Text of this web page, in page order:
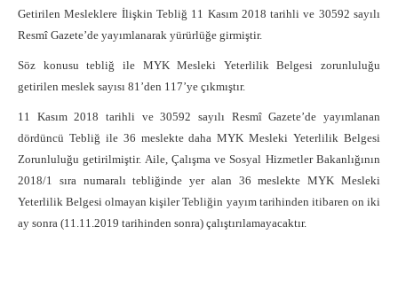
Getirilen Mesleklere İlişkin Tebliğ 11 Kasım 2018 tarihli ve 30592 sayılı
Resmî Gazete’de yayımlanarak yürürlüğe girmiştir.
Söz konusu tebliğ ile MYK Mesleki Yeterlilik Belgesi zorunluluğu
getirilen meslek sayısı 81’den 117’ye çıkmıştır.
11 Kasım 2018 tarihli ve 30592 sayılı Resmî Gazete’de yayımlanan
dördüncü Tebliğ ile 36 meslekte daha MYK Mesleki Yeterlilik Belgesi
Zorunluluğu getirilmiştir. Aile, Çalışma ve Sosyal Hizmetler Bakanlığının
2018/1 sıra numaralı tebliğinde yer alan 36 meslekte MYK Mesleki
Yeterlilik Belgesi olmayan kişiler Tebliğin yayım tarihinden itibaren on iki
ay sonra (11.11.2019 tarihinden sonra) çalıştırılamayacaktır.